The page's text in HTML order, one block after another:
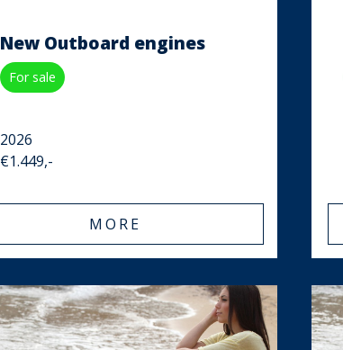
New Outboard engines
For sale
2026
€1.449,-
MORE